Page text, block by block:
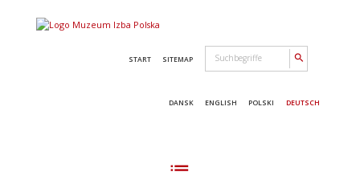
search
SITEMAP
START
DEUTSCH
POLSKI
ENGLISH
DANSK